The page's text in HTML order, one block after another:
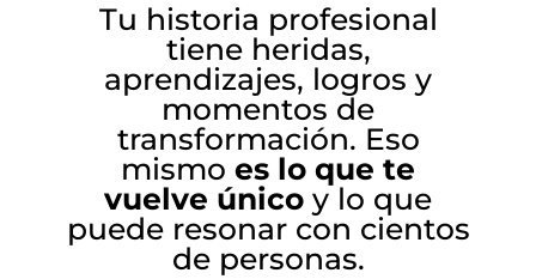
Tu historia profesional
tiene heridas,
aprendizajes, logros y
momentos de
transformación. Eso
mismo es lo que te
vuelve único y lo que
puede resonar con cientos
de personas.